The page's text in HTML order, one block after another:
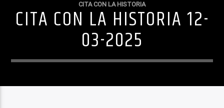
CITA CON LA HISTORIA
CITA CON LA HISTORIA 12-
03-2025